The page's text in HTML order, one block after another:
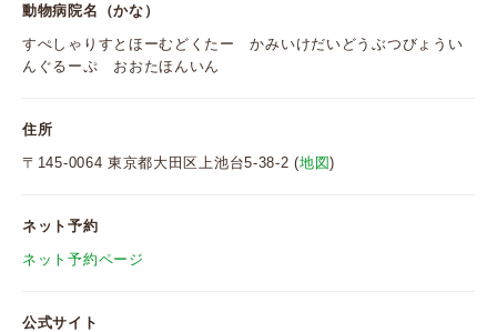
動物病院名（かな）
すぺしゃりすとほーむどくたー かみいけだいどうぶつびょうい
んぐるーぷ おおたほんいん
住所
〒145-0064 東京都大田区上池台5-38-2 (地図)
ネット予約
ネット予約ページ
公式サイト